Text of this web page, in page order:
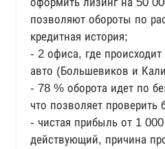
позволяют обороты по
кредитная история;
- 2 офиса, где
авто (Большевиков и
- 78 % оборота идет по
что позволяет проверить
- чистая прибыль от 1
действующий, причина